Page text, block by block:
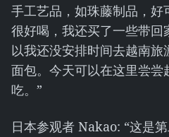
手工艺品，如珠藤制品，
很好喝，我还买了一些带
以我还没安排时间去越南
面包。今天可以在这里尝
吃。”
日本参观者 Nakao: “这是